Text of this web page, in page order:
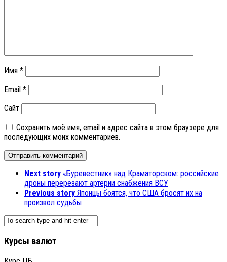
Имя *
Email *
Сайт
Сохранить моё имя, email и адрес сайта в этом браузере для
последующих моих комментариев.
Next story «Буревестник» над Краматорском: российские
дроны перерезают артерии снабжения ВСУ
Previous story Японцы боятся, что США бросят их на
произвол судьбы
Курсы валют